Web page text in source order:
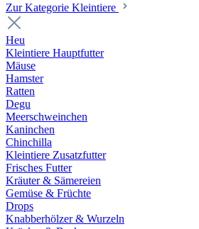
Zur Kategorie Kleintiere
Heu
Kleintiere Hauptfutter
Mäuse
Hamster
Ratten
Degu
Meerschweinchen
Kaninchen
Chinchilla
Kleintiere Zusatzfutter
Frisches Futter
Kräuter & Sämereien
Gemüse & Früchte
Drops
Knabberhölzer & Wurzeln